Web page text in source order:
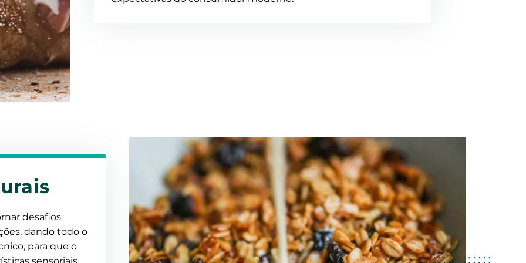
desafios
dando todo o
para que o